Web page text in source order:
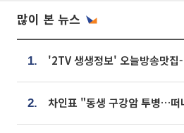
많이 본 뉴스
1.
2.